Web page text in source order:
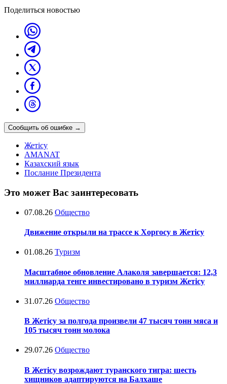
Поделиться новостью
Сообщить об ошибке →
Жетісу
AMANAT
Казахский язык
Послание Президента
Это может Вас заинтересовать
07.08.26 Общество
Движение открыли на трассе к Хоргосу в Жетісу
01.08.26 Туризм
Масштабное обновление Алаколя завершается: 12,3
миллиарда тенге инвестировано в туризм Жетісу
31.07.26 Общество
В Жетісу за полгода произвели 47 тысяч тонн мяса и
105 тысяч тонн молока
29.07.26 Общество
В Жетісу возрождают туранского тигра: шесть
хищников адаптируются на Балхаше